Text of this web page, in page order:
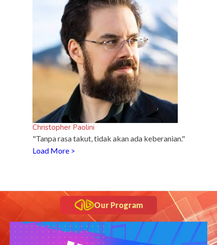
Christopher Paolini
"Tanpa rasa takut, tidak akan ada keberanian."
Load More >
Our Program